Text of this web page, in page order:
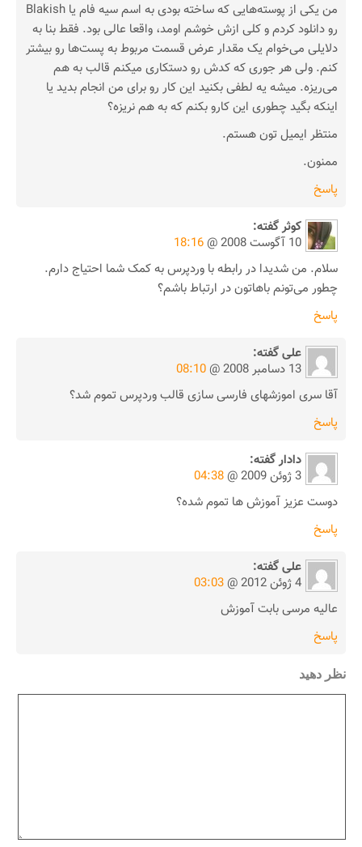
من یکی از پوسته‌هایی که ساخته بودی به اسم سیه فام یا Blakish
رو دانلود کردم و کلی ازش خوشم اومد، واقعا عالی بود. فقط بنا به
دلایلی می‌خوام یک مقدار عرض قسمت مربوط به پست‌ها رو بیشتر
کنم. ولی هر جوری که کدش رو دستکاری میکنم قالب به هم
می‌ریزه. میشه یه لطفی بکنید این کار رو برای من انجام بدید یا
اینکه بگید چطوری این کارو بکنم که به هم نریزه؟
منتظر ایمیل تون هستم.
ممنون.
پاسخ
کوثرگفته:
10 آگوست 2008 @
18:16
سلام. من شدیدا در رابطه با وردپرس به کمک شما احتیاج دارم.
چطور می‌تونم باهاتون در ارتباط باشم؟
پاسخ
علیگفته:
13 دسامبر 2008 @
08:10
آقا سری اموزشهای فارسی سازی قالب وردپرس تموم شد؟
پاسخ
دادارگفته:
3 ژوئن 2009 @
04:38
دوست عزیز آموزش ها تموم شده؟
پاسخ
علیگفته:
4 ژوئن 2012 @
03:03
عالیه مرسی بابت آموزش
پاسخ
نظر دهید